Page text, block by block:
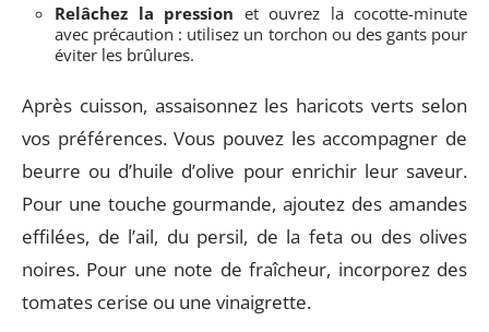
Relâchez la pression et ouvrez la cocotte-minute
avec précaution : utilisez un torchon ou des gants pour
éviter les brûlures.
Après cuisson, assaisonnez les haricots verts selon
vos préférences. Vous pouvez les accompagner de
beurre ou d’huile d’olive pour enrichir leur saveur.
Pour une touche gourmande, ajoutez des amandes
effilées, de l’ail, du persil, de la feta ou des olives
noires. Pour une note de fraîcheur, incorporez des
tomates cerise ou une vinaigrette.